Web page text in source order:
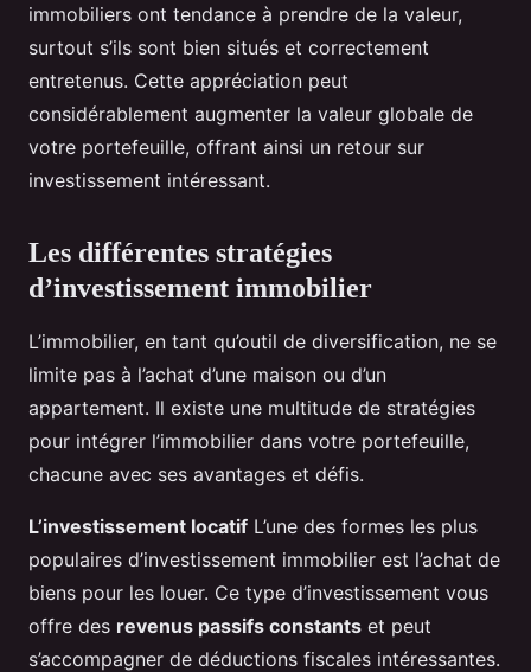
immobiliers ont tendance à prendre de la valeur,
surtout s’ils sont bien situés et correctement
entretenus. Cette appréciation peut
considérablement augmenter la valeur globale de
votre portefeuille, offrant ainsi un retour sur
investissement intéressant.
Les différentes stratégies
d’investissement immobilier
L’immobilier, en tant qu’outil de diversification, ne se
limite pas à l’achat d’une maison ou d’un
appartement. Il existe une multitude de stratégies
pour intégrer l’immobilier dans votre portefeuille,
chacune avec ses avantages et défis.
L’investissement locatif L’une des formes les plus
populaires d’investissement immobilier est l’achat de
biens pour les louer. Ce type d’investissement vous
offre des revenus passifs constants et peut
s’accompagner de déductions fiscales intéressantes.